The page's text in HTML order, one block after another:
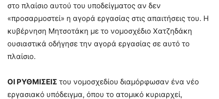
στο πλαίσιο αυτού του υποδείγματος αν δεν
«προσαρμοστεί» η αγορά εργασίας στις απαιτήσεις του. Η
κυβέρνηση Μητσοτάκη με το νομοσχέδιο Χατζηδάκη
ουσιαστικά οδήγησε την αγορά εργασίας σε αυτό το
πλαίσιο.
ΟΙ ΡΥΘΜΙΣΕΙΣ του νομοσχεδίου διαμόρφωσαν ένα νέο
εργασιακό υπόδειγμα, όπου το ατομικό κυριαρχεί,